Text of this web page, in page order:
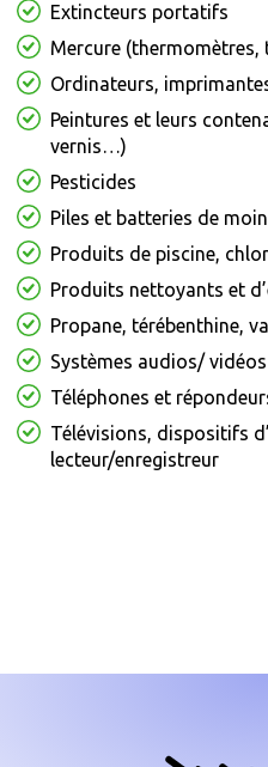
Extincteurs portatifs
Mercure
Ordinateurs,
Peintures et leurs
vernis…)
Pesticides
Piles et batteries de
Produits de piscine,
Produits nettoyants et
Propane, térébenthine,
Systèmes audios/
Téléphones et
Télévisions, dispositifs
lecteur/enregistreur